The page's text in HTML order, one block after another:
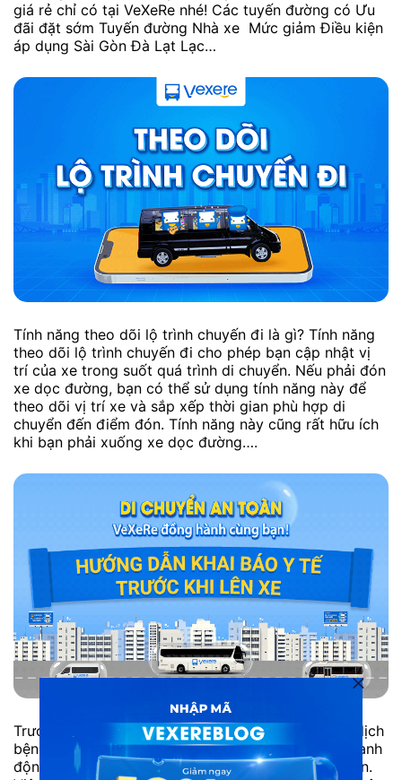
giá rẻ chỉ có tại VeXeRe nhé! Các tuyến đường có Ưu
đãi đặt sớm Tuyến đường Nhà xe Mức giảm Điều kiện
áp dụng Sài Gòn Đà Lạt Lạc…
Tính năng theo dõi lộ trình chuyến đi là gì? Tính năng
theo dõi lộ trình chuyến đi cho phép bạn cập nhật vị
trí của xe trong suốt quá trình di chuyển. Nếu phải đón
xe dọc đường, bạn có thể sử dụng tính năng này để
theo dõi vị trí xe và sắp xếp thời gian phù hợp di
chuyển đến điểm đón. Tính năng này cũng rất hữu ích
khi bạn phải xuống xe dọc đường….
Trước tình hình diễn biến ngày càng phức tạp của dịch
bệnh Covid-19, khai báo y tế là một trong những hành
động cần thiết mà mỗi người dân cần phải thực hiện.